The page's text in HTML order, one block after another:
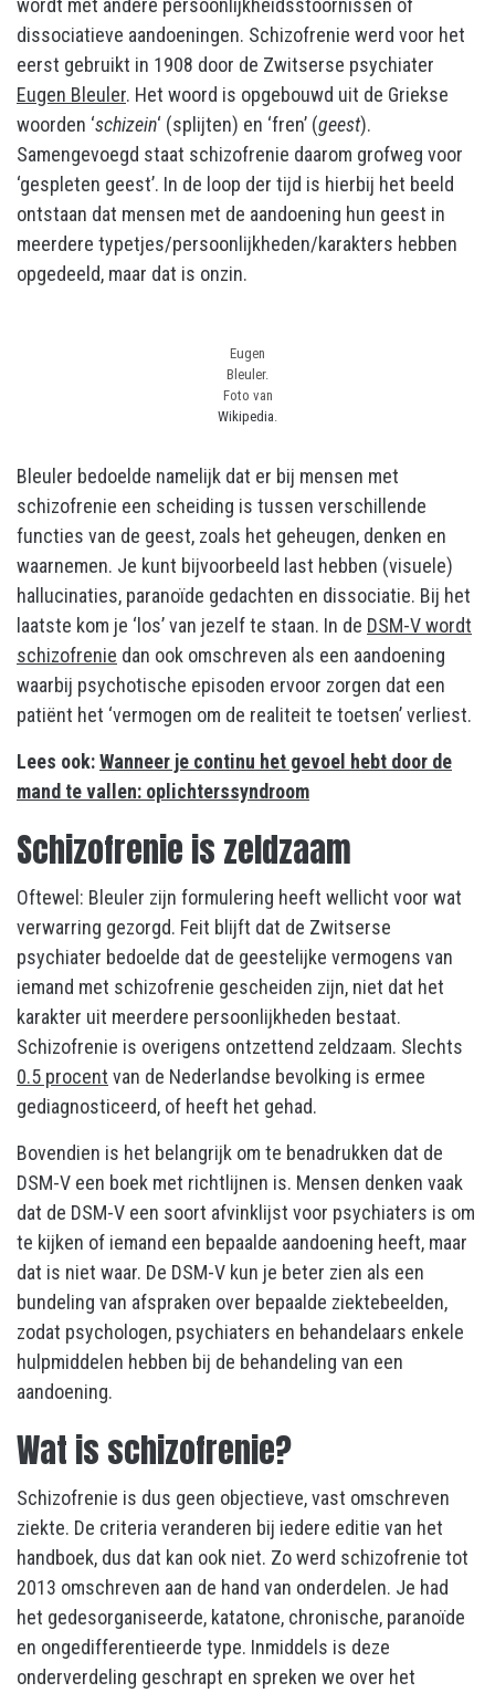
wordt met andere persoonlijkheidsstoornissen of
dissociatieve aandoeningen. Schizofrenie werd voor het
eerst gebruikt in 1908 door de Zwitserse psychiater
Eugen Bleuler. Het woord is opgebouwd uit de Griekse
woorden ‘schizein‘ (splijten) en ‘fren’ (geest).
Samengevoegd staat schizofrenie daarom grofweg voor
‘gespleten geest’. In de loop der tijd is hierbij het beeld
ontstaan dat mensen met de aandoening hun geest in
meerdere typetjes/persoonlijkheden/karakters hebben
opgedeeld, maar dat is onzin.
Eugen
Bleuler.
Foto van
Wikipedia
Bleuler bedoelde namelijk dat er bij mensen met
schizofrenie een scheiding is tussen verschillende
functies van de geest, zoals het geheugen, denken en
waarnemen. Je kunt bijvoorbeeld last hebben (visuele)
hallucinaties, paranoïde gedachten en dissociatie. Bij het
laatste kom je ‘los’ van jezelf te staan. In de DSM-V wordt
schizofrenie dan ook omschreven als een aandoening
waarbij psychotische episoden ervoor zorgen dat een
patiënt het ‘vermogen om de realiteit te toetsen’ verliest.
Lees ook:Wanneer je continu het gevoel hebt door de
mand te vallen: oplichterssyndroom
Schizofrenie is zeldzaam
Oftewel: Bleuler zijn formulering heeft wellicht voor wat
verwarring gezorgd. Feit blijft dat de Zwitserse
psychiater bedoelde dat de geestelijke vermogens van
iemand met schizofrenie gescheiden zijn, niet dat het
karakter uit meerdere persoonlijkheden bestaat.
Schizofrenie is overigens ontzettend zeldzaam. Slechts
0.5 procent van de Nederlandse bevolking is ermee
gediagnosticeerd, of heeft het gehad.
Bovendien is het belangrijk om te benadrukken dat de
DSM-V een boek met richtlijnen is. Mensen denken vaak
dat de DSM-V een soort afvinklijst voor psychiaters is om
te kijken of iemand een bepaalde aandoening heeft, maar
dat is niet waar. De DSM-V kun je beter zien als een
bundeling van afspraken over bepaalde ziektebeelden,
zodat psychologen, psychiaters en behandelaars enkele
hulpmiddelen hebben bij de behandeling van een
aandoening.
Wat is schizofrenie?
Schizofrenie is dus geen objectieve, vast omschreven
ziekte. De criteria veranderen bij iedere editie van het
handboek, dus dat kan ook niet. Zo werd schizofrenie tot
2013 omschreven aan de hand van onderdelen. Je had
het gedesorganiseerde, katatone, chronische, paranoïde
en ongedifferentieerde type. Inmiddels is deze
onderverdeling geschrapt en spreken we over het